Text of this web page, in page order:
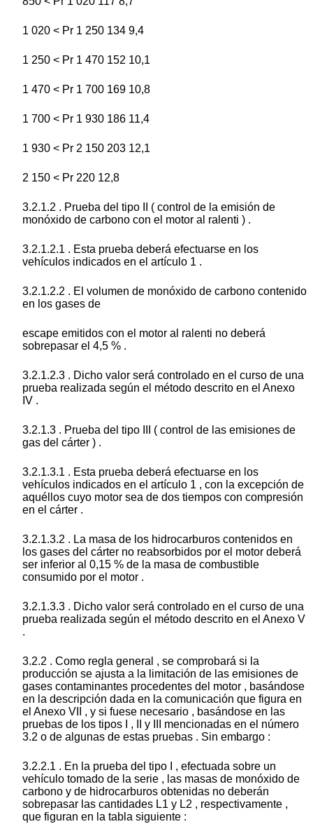
1 020 < Pr 1 250 134 9,4
1 250 < Pr 1 470 152 10,1
1 470 < Pr 1 700 169 10,8
1 700 < Pr 1 930 186 11,4
1 930 < Pr 2 150 203 12,1
2 150 < Pr 220 12,8
3.2.1.2 . Prueba del tipo II ( control de la emisión de
monóxido de carbono con el motor al ralenti ) .
3.2.1.2.1 . Esta prueba deberá efectuarse en los
vehículos indicados en el artículo 1 .
3.2.1.2.2 . El volumen de monóxido de carbono contenido
en los gases de
escape emitidos con el motor al ralenti no deberá
sobrepasar el 4,5 % .
3.2.1.2.3 . Dicho valor será controlado en el curso de una
prueba realizada según el método descrito en el Anexo
IV .
3.2.1.3 . Prueba del tipo III ( control de las emisiones de
gas del cárter ) .
3.2.1.3.1 . Esta prueba deberá efectuarse en los
vehículos indicados en el artículo 1 , con la excepción de
aquéllos cuyo motor sea de dos tiempos con compresión
en el cárter .
3.2.1.3.2 . La masa de los hidrocarburos contenidos en
los gases del cárter no reabsorbidos por el motor deberá
ser inferior al 0,15 % de la masa de combustible
consumido por el motor .
3.2.1.3.3 . Dicho valor será controlado en el curso de una
prueba realizada según el método descrito en el Anexo V
.
3.2.2 . Como regla general , se comprobará si la
producción se ajusta a la limitación de las emisiones de
gases contaminantes procedentes del motor , basándose
en la descripción dada en la comunicación que figura en
el Anexo VII , y si fuese necesario , basándose en las
pruebas de los tipos I , II y III mencionadas en el número
3.2 o de algunas de estas pruebas . Sin embargo :
3.2.2.1 . En la prueba del tipo I , efectuada sobre un
vehículo tomado de la serie , las masas de monóxido de
carbono y de hidrocarburos obtenidas no deberán
sobrepasar las cantidades L1 y L2 , respectivamente ,
que figuran en la tabla siguiente :